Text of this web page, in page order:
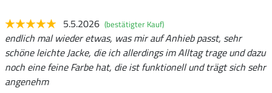
5.5.2026 (bestätigter Kauf)
endlich mal wieder etwas, was mir auf Anhieb passt, sehr
schöne leichte Jacke, die ich allerdings im Alltag trage und dazu
noch eine feine Farbe hat, die ist funktionell und trägt sich sehr
angenehm